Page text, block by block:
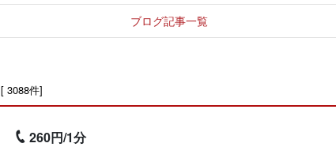
ブログ記事一覧
[ 3088件]
260円/1分